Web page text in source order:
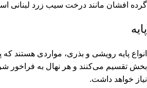
گرده افشان مانند درخت سیب زرد لبنانی
پایه
انواع پایه رویشی و بذری، مواردی هستند که
بخش تقسیم می‌کنند و هر نهال به فراخور
نیاز خواهد داشت.